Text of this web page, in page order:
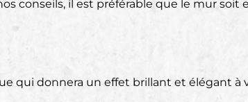
conseils, il est préférable que le mur
qui donnera un effet brillant et élégant à